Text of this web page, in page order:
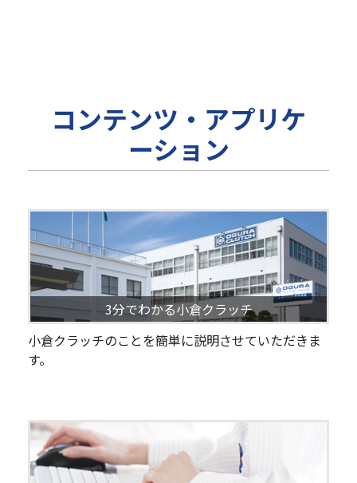
コンテンツ・アプリケ
ーション
3分でわかる小倉クラッチ
小倉クラッチのことを簡単に説明させていただきま
す。